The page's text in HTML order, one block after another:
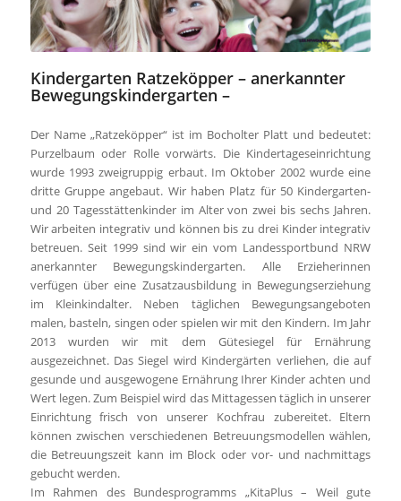
Kindergarten Ratzeköpper – anerkannter
Bewegungskindergarten –
Der Name „Ratzeköpper“ ist im Bocholter Platt und bedeutet:
Purzelbaum oder Rolle vorwärts. Die Kindertageseinrichtung
wurde 1993 zweigruppig erbaut. Im Oktober 2002 wurde eine
dritte Gruppe angebaut. Wir haben Platz für 50 Kindergarten-
und 20 Tagesstättenkinder im Alter von zwei bis sechs Jahren.
Wir arbeiten integrativ und können bis zu drei Kinder integrativ
betreuen. Seit 1999 sind wir ein vom Landessportbund NRW
anerkannter Bewegungskindergarten. Alle Erzieherinnen
verfügen über eine Zusatzausbildung in Bewegungserziehung
im Kleinkindalter. Neben täglichen Bewegungsangeboten
malen, basteln, singen oder spielen wir mit den Kindern. Im Jahr
2013 wurden wir mit dem Gütesiegel für Ernährung
ausgezeichnet. Das Siegel wird Kindergärten verliehen, die auf
gesunde und ausgewogene Ernährung Ihrer Kinder achten und
Wert legen. Zum Beispiel wird das Mittagessen täglich in unserer
Einrichtung frisch von unserer Kochfrau zubereitet. Eltern
können zwischen verschiedenen Betreuungsmodellen wählen,
die Betreuungszeit kann im Block oder vor- und nachmittags
gebucht werden.
Im Rahmen des Bundesprogramms „KitaPlus – Weil gute